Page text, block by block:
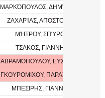
ΜΑΡΚΌΠΟΥΛΟΣ, ΔΗΜΉΤΡΗΣ
ΖΑΧΑΡΊΑΣ, ΑΠΌΣΤΟΛΟΣ
ΜΉΤΡΟΥ, ΣΠΎΡΟΣ
ΤΣΑΚΟΣ, ΓΙΑΝΝΗΣ
ΑΒΡΑΜΌΠΟΥΛΟΥ, ΕΥΣΤΑΘΊΑ
ΓΚΟΥΡΟΜΙΧΟΥ, ΠΑΡΑΣΚΕΥΗ
ΜΠΕΣΙΡΗΣ, ΓΙΑΝΝΗΣ